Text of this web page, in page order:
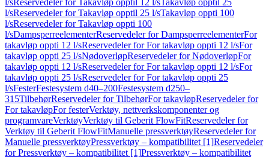
l/sReservedeler for Takavløp opptil 12 l/sTakavløp opptil 25
l/sReservedeler for Takavløp opptil 25 l/sTakavløp oppti 100
l/sReservedeler for Takavløp oppti 100
l/sDampsperreelementerReservedeler for DampsperreelementerFor
takavløp oppti 12 l/sReservedeler for For takavløp oppti 12 l/sFor
takavløp oppti 25 l/sNødoverløpReservedeler for NødoverløpFor
takavløp oppti 12 l/sReservedeler for For takavløp oppti 12 l/sFor
takavløp oppti 25 l/sReservedeler for For takavløp oppti 25
l/sFesterFestesystem d40–200Festesystem d250–
315TilbehørReservedeler for TilbehørFor takavløpReservedeler for
For takavløpFor festerVerktøy, nettverkskomponenter og
programvareVerktøyVerktøy til Geberit FlowFitReservedeler for
Verktøy til Geberit FlowFitManuelle pressverktøyReservedeler for
Manuelle pressverktøyPressverktøy – kompatibilitet [1]Reservedeler
for Pressverktøy – kompatibilitet [1]Pressverktøy – kompatibilitet